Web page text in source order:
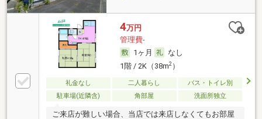
4万円
管理費-
1ヶ月
なし
1階 / 2K（38m2）
礼金なし 二人暮らし
バス・トイレ別
駐車場(近隣含)
角部屋 洗面所独立
ご来店が難しい場合、当店では来店しなくてもお部屋